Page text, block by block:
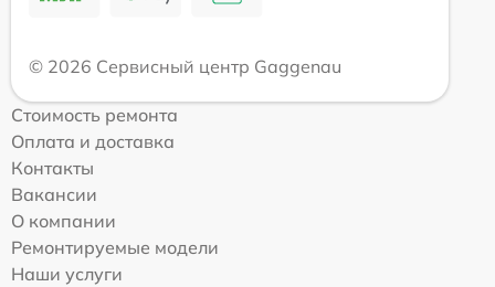
© 2026 Сервисный центр Gaggenau
Стоимость ремонта
Оплата и доставка
Контакты
Вакансии
О компании
Ремонтируемые модели
Наши услуги